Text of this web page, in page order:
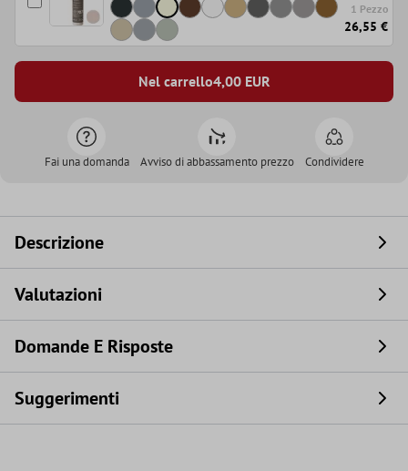
1 Pezzo
26,55 €
Nel carrello4,00EUR
Fai una domanda Avviso di abbassamento prezzo Condividere
Descrizione
Valutazioni
Domande E Risposte
Suggerimenti